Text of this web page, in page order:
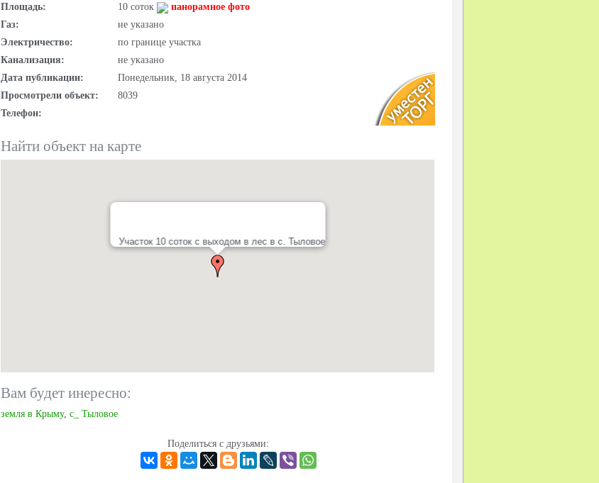
Площадь:
10 соток
панорамное фото
Газ:
не указано
Электричество:
по границе участка
Канализация:
не указано
Дата публикации:
Понедельник, 18 августа 2014
Просмотрели объект:
8039
Телефон:
Найти объект на карте
Участок 10 соток с выходом в лес в с. Тыловое
Вам будет инересно:
земля в Крыму, с_ Тыловое
Поделиться с друзьями: